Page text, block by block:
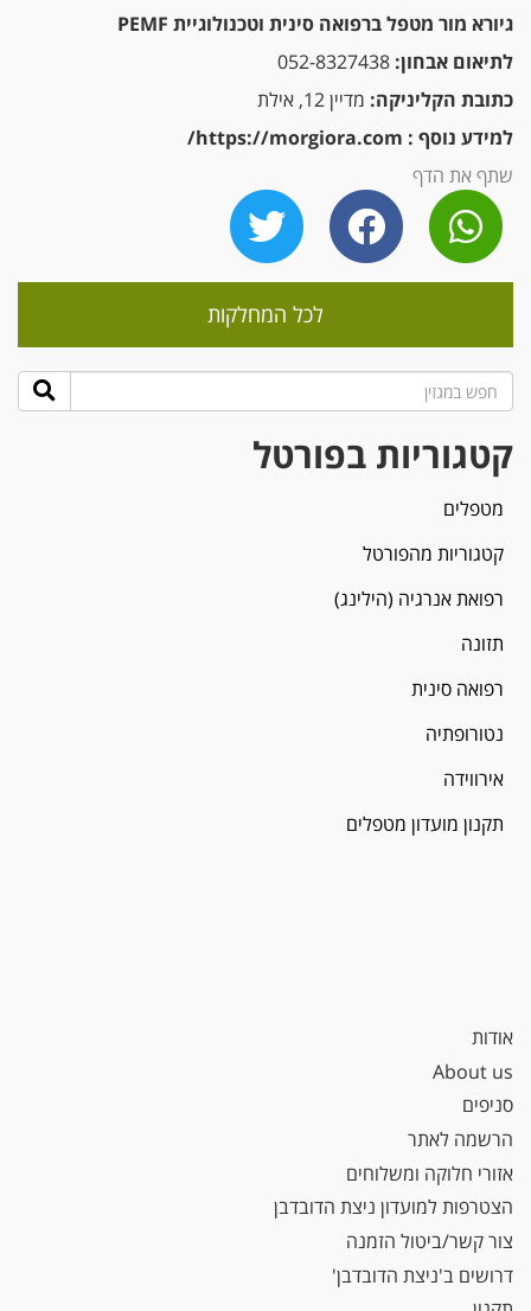
גיורא מור מטפל ברפואה סינית וטכנולוגיית PEMF
לתיאום אבחון:
כתובת הקליניקה: מדיין 12, אילת
למידע נוסף : https://morgiora.com/
שתף את הדף
לכל המחלקות
קטגוריות בפורטל
מטפלים
קטגוריות מהפורטל
רפואת אנרגיה (הילינג)
תזונה
רפואה סינית
נטורופתיה
אירווידה
תקנון מועדון מטפלים
אודות
About us
סניפים
הרשמה לאתר
אזורי חלוקה ומשלוחים
הצטרפות למועדון ניצת הדובדבן
צור קשר/ביטול הזמנה
דרושים ב'ניצת הדובדבן'